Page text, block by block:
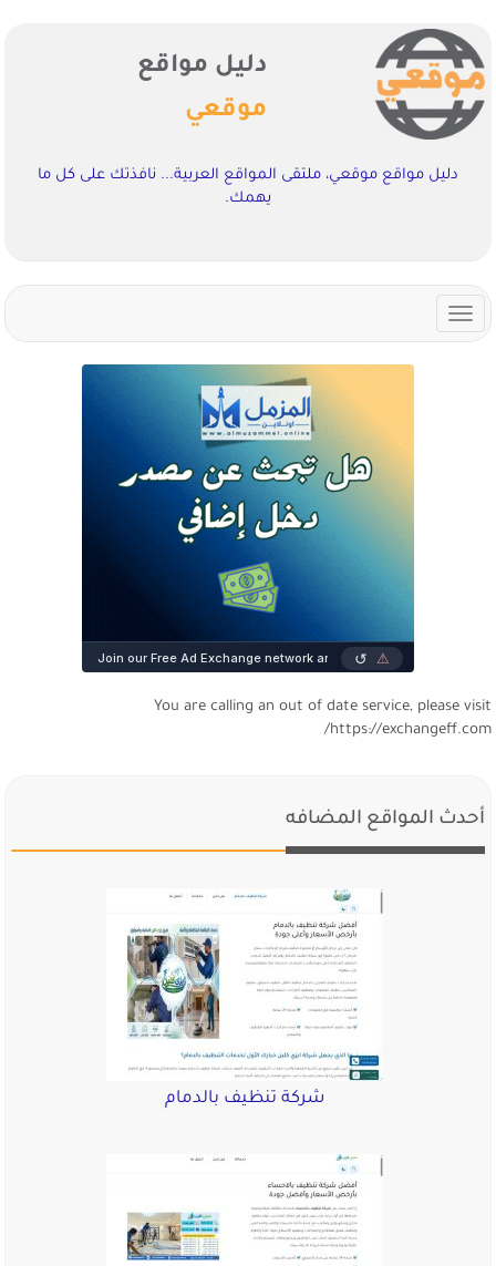
دليل مواقع
موقعي
دليل مواقع موقعي، ملتقى المواقع العربية... نافذتك على كل ما
يهمك.
Toggle
navigation
You are calling an out of date service, please visit
https://exchangeff.com/
أحدث المواقع المضافه
شركة تنظيف بالدمام